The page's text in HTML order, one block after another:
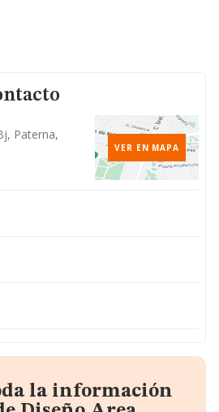
Paterna,
VER EN MAPA
la información